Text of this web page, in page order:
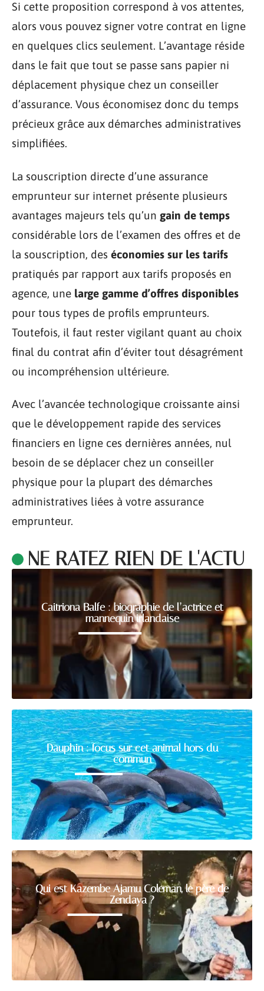
Si cette proposition correspond à vos attentes,
alors vous pouvez signer votre contrat en ligne
en quelques clics seulement. L’avantage réside
dans le fait que tout se passe sans papier ni
déplacement physique chez un conseiller
d’assurance. Vous économisez donc du temps
précieux grâce aux démarches administratives
simplifiées.
La souscription directe d’une assurance
emprunteur sur internet présente plusieurs
avantages majeurs tels qu’un gain de temps
considérable lors de l’examen des offres et de
la souscription, des économies sur les tarifs
pratiqués par rapport aux tarifs proposés en
agence, une large gamme d’offres disponibles
pour tous types de profils emprunteurs.
Toutefois, il faut rester vigilant quant au choix
final du contrat afin d’éviter tout désagrément
ou incompréhension ultérieure.
Avec l’avancée technologique croissante ainsi
que le développement rapide des services
financiers en ligne ces dernières années, nul
besoin de se déplacer chez un conseiller
physique pour la plupart des démarches
administratives liées à votre assurance
emprunteur.
NE RATEZ RIEN DE L'ACTU
Caitriona Balfe : biographie de l’actrice et
mannequin irlandaise
Dauphin : focus sur cet animal hors du
commun
Qui est Kazembe Ajamu Coleman, le père de
Zendaya ?